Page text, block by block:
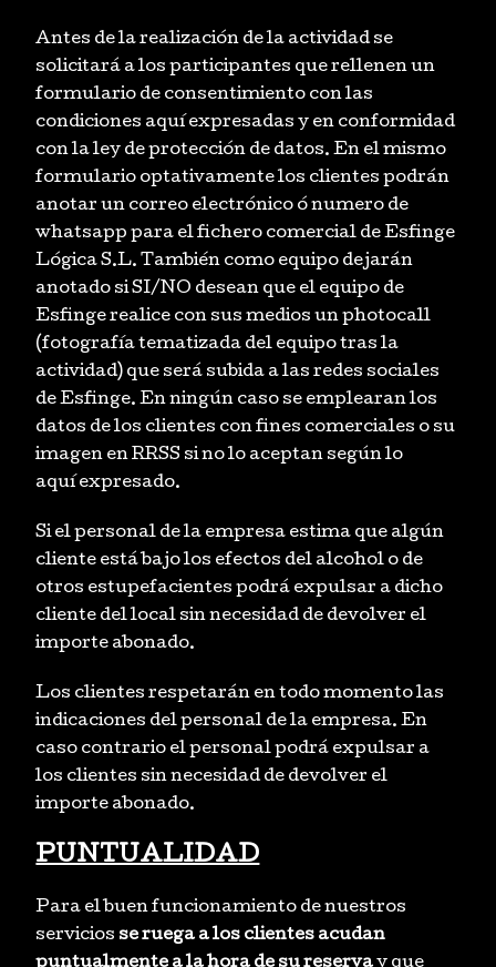
Antes de la realización de la actividad se
solicitará a los participantes que rellenen un
formulario de consentimiento con las
condiciones aquí expresadas y en conformidad
con la ley de protección de datos. En el mismo
formulario optativamente los clientes podrán
anotar un correo electrónico ó numero de
whatsapp para el fichero comercial de Esfinge
Lógica S.L. También como equipo dejarán
anotado si SI/NO desean que el equipo de
Esfinge realice con sus medios un photocall
(fotografía tematizada del equipo tras la
actividad) que será subida a las redes sociales
de Esfinge. En ningún caso se emplearan los
datos de los clientes con fines comerciales o su
imagen en RRSS si no lo aceptan según lo
aquí expresado.
Si el personal de la empresa estima que algún
cliente está bajo los efectos del alcohol o de
otros estupefacientes podrá expulsar a dicho
cliente del local sin necesidad de devolver el
importe abonado.
Los clientes respetarán en todo momento las
indicaciones del personal de la empresa. En
caso contrario el personal podrá expulsar a
los clientes sin necesidad de devolver el
importe abonado.
PUNTUALIDAD
Para el buen funcionamiento de nuestros
servicios se ruega a los clientes acudan